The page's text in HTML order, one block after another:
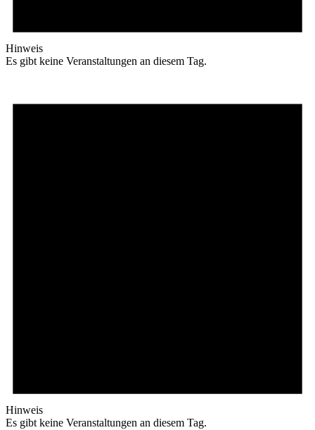
Hinweis
Es gibt keine Veranstaltungen an diesem Tag.
Hinweis
Es gibt keine Veranstaltungen an diesem Tag.